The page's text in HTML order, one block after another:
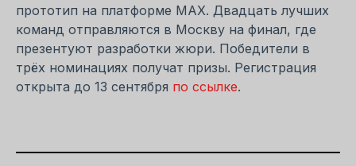
прототип на платформе MAX. Двадцать лучших
команд отправляются в Москву на финал, где
презентуют разработки жюри. Победители в
трёх номинациях получат призы. Регистрация
открыта до 13 сентября по ссылке.